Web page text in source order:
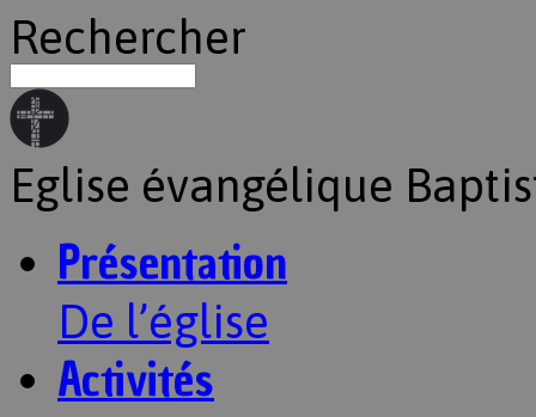
Rechercher
Eglise évangélique
Présentation
De l’église
Activités